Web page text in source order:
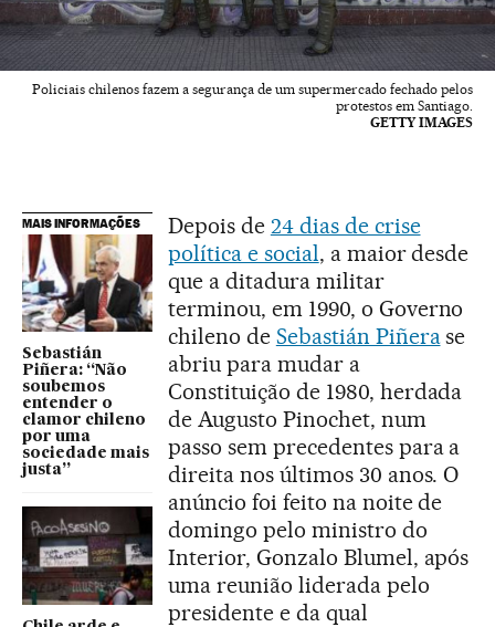
Policiais chilenos fazem a segurança de um supermercado fechado pelos
protestos em Santiago.
GETTY IMAGES
MAIS INFORMAÇÕES
Sebastián
Piñera: “Não
soubemos
entender o
clamor chileno
por uma
sociedade mais
justa”
Depois de 24 dias de crise
política e social, a maior desde
que a ditadura militar
terminou, em 1990, o Governo
chileno de Sebastián Piñerase
abriu para mudar a
Constituição de 1980, herdada
de Augusto Pinochet, num
passo sem precedentes para a
direita nos últimos 30 anos. O
anúncio foi feito na noite de
domingo pelo ministro do
Interior, Gonzalo Blumel, após
uma reunião liderada pelo
presidente e da qual